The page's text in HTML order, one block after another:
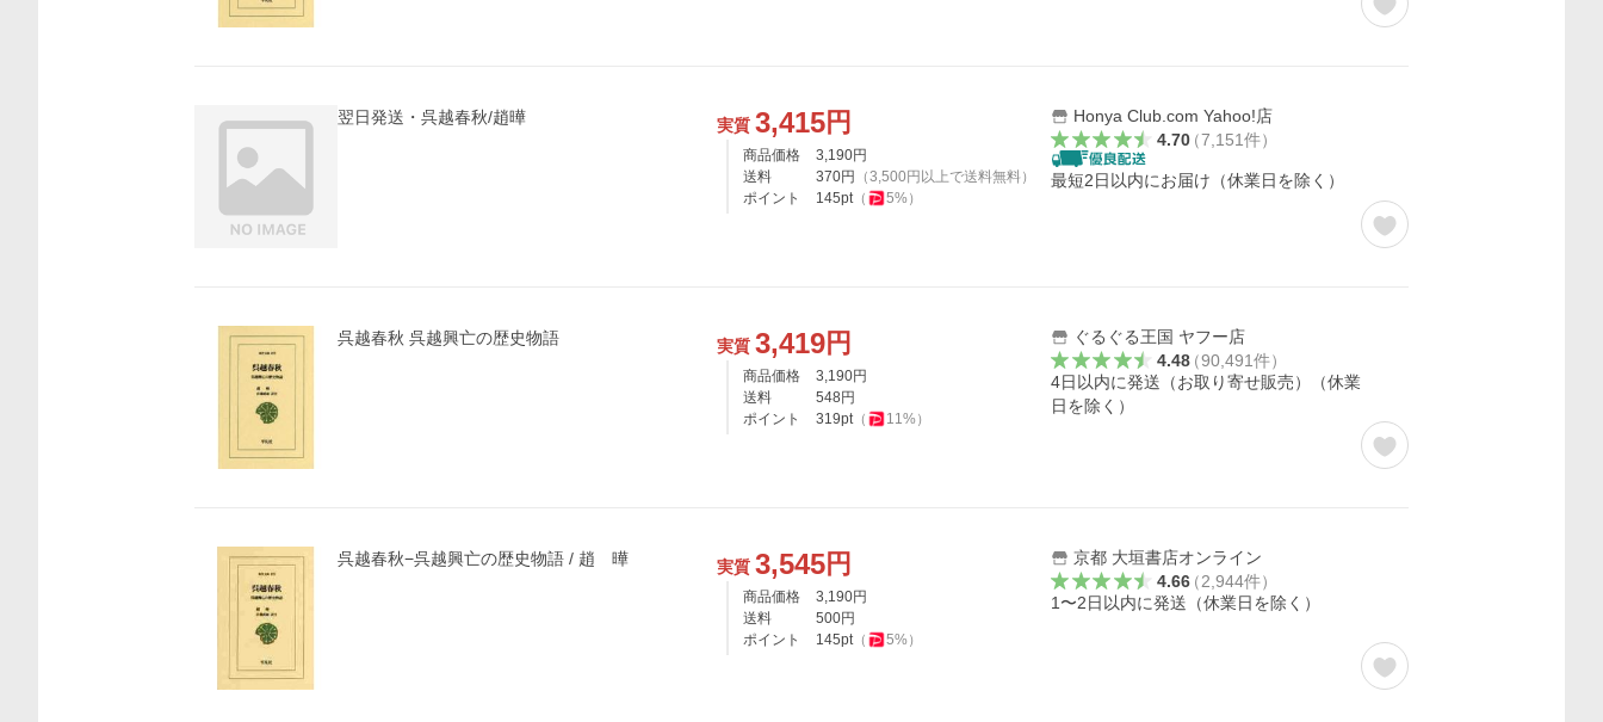
翌日発送・呉越春秋/趙曄 実質 3,415円
商品価格 3,190円
送料
370円 （3,500 円以上で送料無料）
ポイント
145pt（ 5%）
Honya Club.com Yahoo!店
4.70（7,151件）
最短2日以内にお届け（休業日を除く）
呉越春秋 呉越興亡の歴史物語 実質 3,419円
商品価格 3,190円
送料
548 円
ポイント
319pt（ 11%）
ぐるぐる王国 ヤフー店
4.48（90,491件）
4日以内に発送（お取り寄せ販売）（休業
日を除く）
呉越春秋−呉越興亡の歴史物語 / 趙 曄 実質 3,545円
商品価格 3,190円
送料
500円
ポイント
145pt（ 5%）
京都 大垣書店オンライン
4.66（2,944件）
1〜2日以内に発送（休業日を除く）